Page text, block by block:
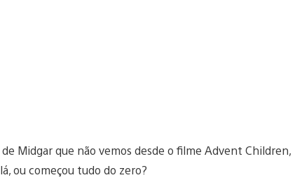
Midgar que não vemos desde o filme Advent Children,
ou começou tudo do zero?